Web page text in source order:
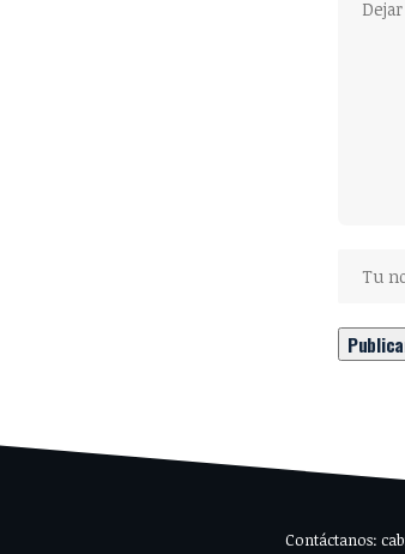
Contáctanos: